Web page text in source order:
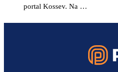
portal Kossev. Na …